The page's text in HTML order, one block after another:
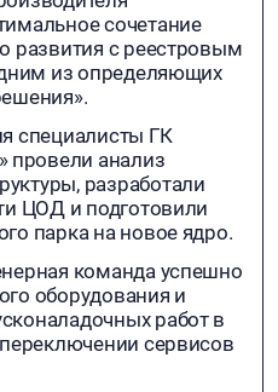
сочетание
развития с реестровым
из определяющих
специалисты ГК
анализ
разработали
ЦОД и подготовили
парка на новое ядро.
команда успешно
оборудования и
работ в
сервисов